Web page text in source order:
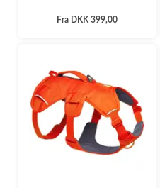
Fra DKK 399,00